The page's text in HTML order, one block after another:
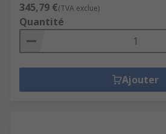
345,79 €(TVA exclue)
Quantité
Ajouter